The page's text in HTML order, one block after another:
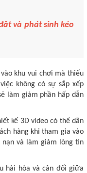
và phát sinh kéo
khu vui chơi mà thiếu
không có sự sắp xếp
làm giảm phần hấp dẫn
kế 3D video có thể dẫn
hàng khi tham gia vào
và làm giảm lòng tin
hài hòa và cân đối giữa